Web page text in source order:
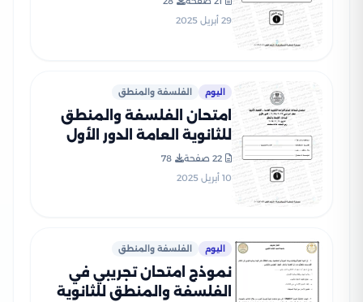
29 أبريل 2025
اليوم الفلسفة والمنطق
امتحان الفلسفة والمنطق
للثانوية العامة الدور الأول
الرسمية
22 صفحة
78
10 أبريل 2025
اليوم الفلسفة والمنطق
نموذج امتحان تجريبي في
الفلسفة والمنطق للثانوية